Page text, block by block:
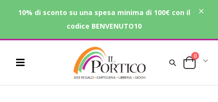
0
10% di sconto su una spesa minima di 100€ con il
codice BENVENUTO10